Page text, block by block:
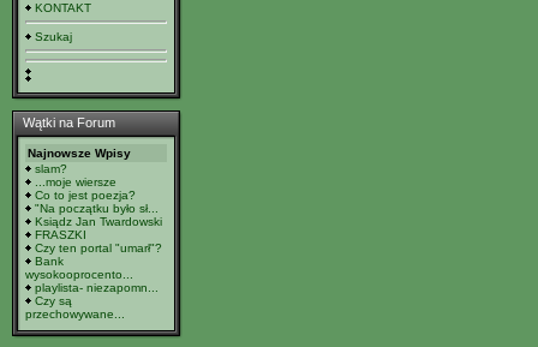
KONTAKT
Szukaj
Wątki na Forum
Najnowsze Wpisy
slam?
...moje wiersze
Co to jest poezja?
"Na początku było sł...
Ksiądz Jan Twardowski
FRASZKI
Czy ten portal "umarł"?
Bank
wysokooprocento...
playlista- niezapomn...
Czy są
przechowywane...